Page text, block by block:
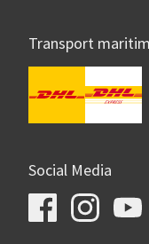
Transport maritim
Social Media